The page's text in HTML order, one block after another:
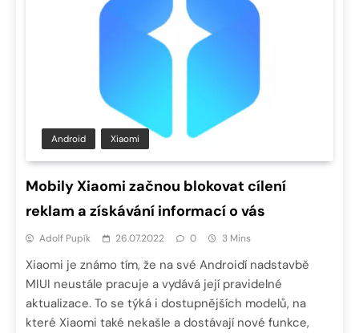
Android Xiaomi
Mobily Xiaomi začnou blokovat cílení
reklam a získávání informací o vás
Adolf Pupík 26.07.2022 0 3 Mins
Xiaomi je známo tím, že na své Androidí nadstavbě
MIUI neustále pracuje a vydává její pravidelné
aktualizace. To se týká i dostupnějších modelů, na
které Xiaomi také nekašle a dostávají nové funkce,